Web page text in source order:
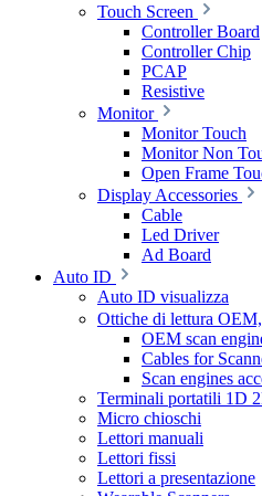
Touch Screen
Controller Board
Controller Chip
PCAP
Resistive
Monitor
Monitor Touch
Monitor Non
Open Frame
Display Accessories
Cable
Led Driver
Ad Board
Auto ID
Auto ID visualizza
Ottiche di lettura
OEM scan
Cables for
Scan engines
Terminali portatili 1D
Micro chioschi
Lettori manuali
Lettori fissi
Lettori a presentazione